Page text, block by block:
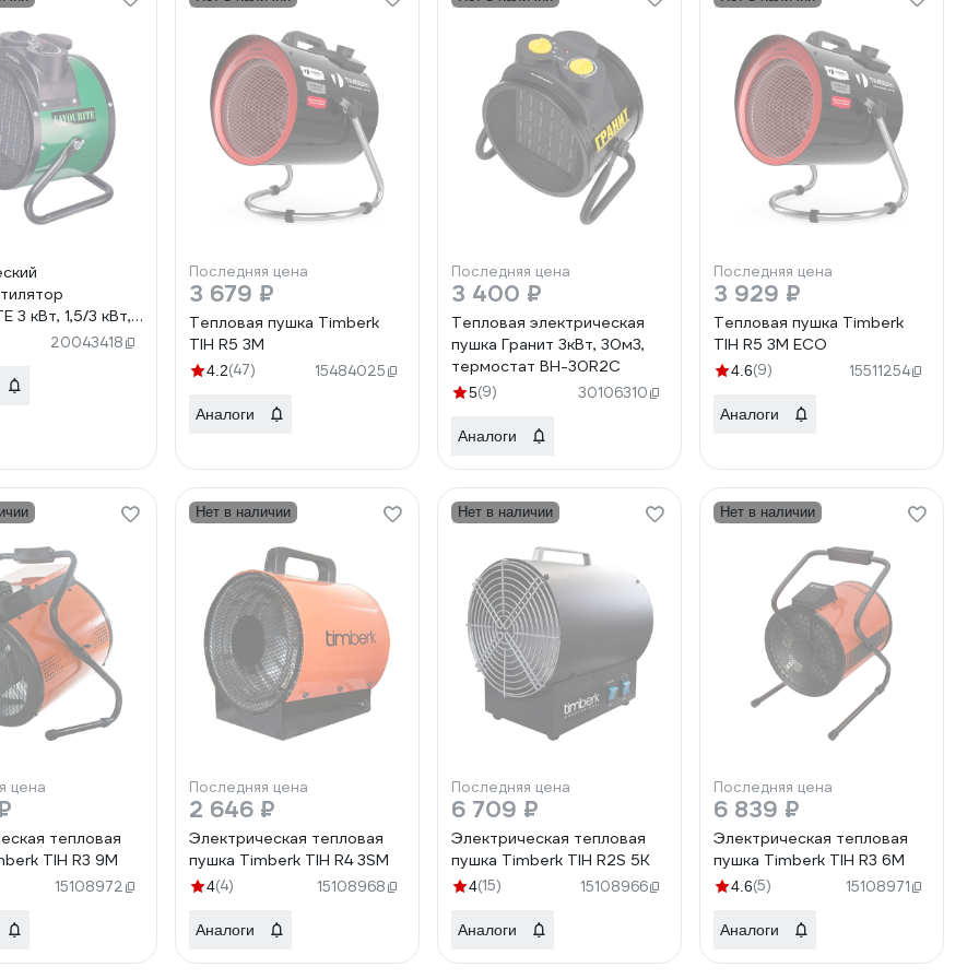
3 кВт, 1,5/3 кВт,
TSE-3000R
20043418
Последняя цена
3 679 ₽
Тепловая пушка Timberk
TIH R5 3M
4.2(47) 15484025
Аналоги
Последняя цена
3 400 ₽
Тепловая электрическая
пушка Гранит 3кВт, 30м3,
термостат BH-30R2C
5(9) 30106310
Аналоги
Последняя цена
3 929 ₽
Тепловая пушка Timberk
TIH R5 3M ECO
4.6(9) 15511254
Аналоги
цена
тепловая
TIH R3 9M
15108972
Нет в наличии
Последняя цена
2 646 ₽
Электрическая тепловая
пушка Timberk TIH R4 3SM
4(4) 15108968
Аналоги
Нет в наличии
Последняя цена
6 709 ₽
Электрическая тепловая
пушка Timberk TIH R2S 5K
4(15) 15108966
Аналоги
Нет в наличии
Последняя цена
6 839 ₽
Электрическая тепловая
пушка Timberk TIH R3 6M
4.6(5) 15108971
Аналоги